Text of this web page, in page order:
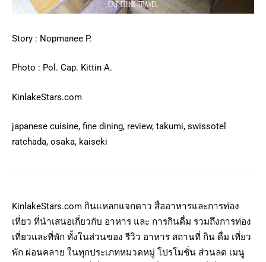
Story : Nopmanee P.
Photo : Pol. Cap. Kittin A.
KinlakeStars.com
japanese cuisine, fine dining, review, takumi, swissotel
ratchada, osaka, kaiseki
KinlakeStars.com กินแหลกแจกดาว สื่ออาหารและการท่อง
เที่ยว ที่นำเสนอเกี่ยวกับ อาหาร และ การกินดื่ม รวมถึงการท่อง
เที่ยวและที่พัก ทั้งในส่วนของ รีวิว อาหาร สถานที่ กิน ดื่ม เที่ยว
พัก ผ่อนคลาย ในทุกประเภทหมวดหมู่ โปรโมชั่น ส่วนลด เมนู